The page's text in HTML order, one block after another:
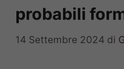
probabili
14 Settembre 2024 di